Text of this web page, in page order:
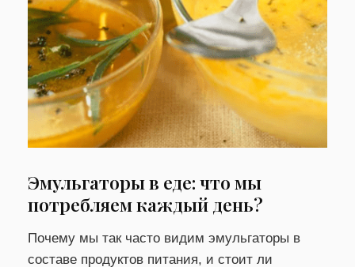
Эмульгаторы в еде: что мы
потребляем каждый день?
Почему мы так часто видим эмульгаторы в
составе продуктов питания, и стоит ли